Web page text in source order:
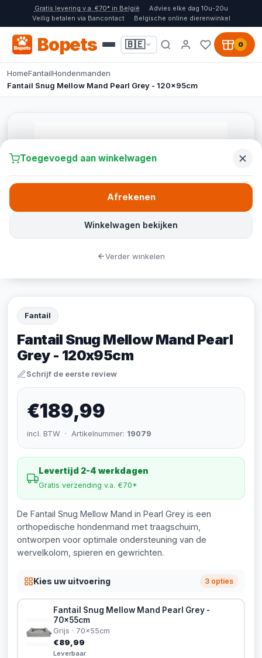
Gratis levering v.a. €70* in België
Advies elke dag 10u-20u
Veilig betalen via Bancontact
Belgische online dierenwinkel
Bopets 🇧🇪 0
HomeFantailHondenmanden
Fantail Snug Mellow Mand Pearl Grey - 120x95cm
Fantail
Fantail Snug Mellow Mand Pearl
Grey - 120x95cm
Schrijf de eerste review
€189,99
incl. BTW · Artikelnummer: 19079
Levertijd 2-4 werkdagen
Gratis verzending v.a. €70*
De Fantail Snug Mellow Mand in Pearl Grey is een
orthopedische hondenmand met traagschuim,
ontworpen voor optimale ondersteuning van de
wervelkolom, spieren en gewrichten.
Kies uw uitvoering 3 opties
Fantail Snug Mellow Mand Pearl Grey -
70x55cm
Grijs · 70x55cm
€89,99
Leverbaar
Toegevoegd aan winkelwagen
Winkelwagen bekijken
Afrekenen
Verder winkelen